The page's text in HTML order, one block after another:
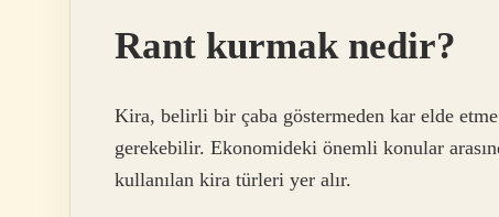
Rant kurmak nedir?
Kira, belirli bir çaba göstermeden kar elde
gerekebilir. Ekonomideki önemli konular
kullanılan kira türleri yer alır.